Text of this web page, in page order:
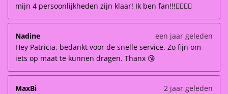
mijn 4 persoonlijkheden zijn klaar! Ik ben fan!!!👌🏽👌🏽
Nadine
een jaar geleden
Hey Patricia, bedankt voor de snelle service. Zo fijn om
iets op maat te kunnen dragen. Thanx 😘
MaxBi
2 jaar geleden